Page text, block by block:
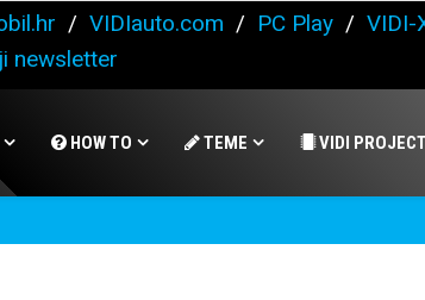
/ VIDIauto.com / PC Play / VIDI-
newsletter
HOW TO TEME VIDI